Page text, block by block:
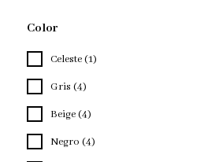
Color
Celeste (1)
Gris (4)
Beige (4)
Negro (4)